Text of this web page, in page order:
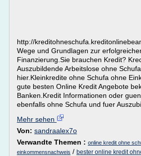
http://
Wege und Grundlagen zur
Finanzierung.Sie brauchen Kredit?
Auszubildende Arbeitslose ohne
hier.Kleinkredite ohne Schufa ohne
gute besten Online Kredit Angebote
Banken.Kredit Informationen oder
ebenfalls ohne Schufa und fuer
Mehr sehen
Von: sandraalex7o
Verwandte Themen : online kredit ohne
einkommensnachweis / bester online kredit